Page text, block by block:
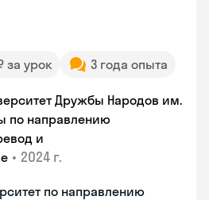
за урок 3 года опыта
Дружбы Народов им.
по направлению
и
• 2024 г.
по направлению